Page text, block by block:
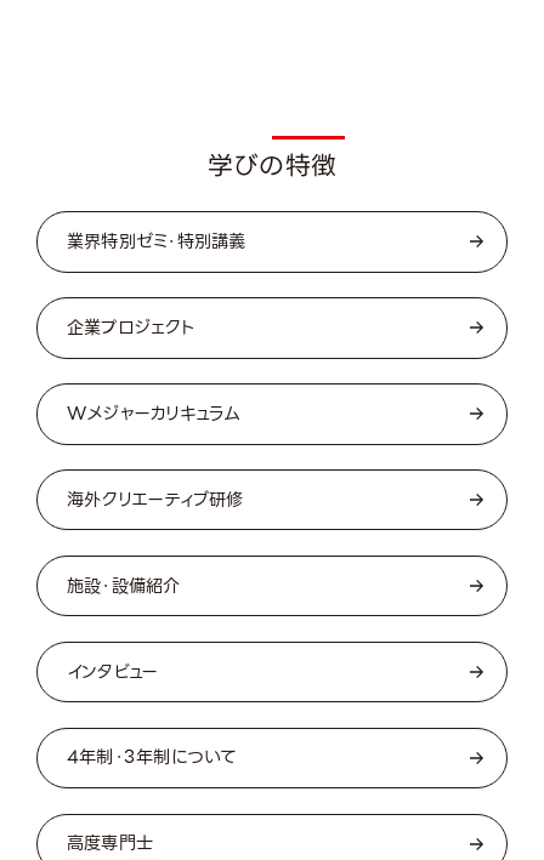
学びの特徴
業界特別ゼミ・特別講義
企業プロジェクト
Wメジャーカリキュラム
海外クリエーティブ研修
施設・設備紹介
インタビュー
4年制・3年制について
高度専門士